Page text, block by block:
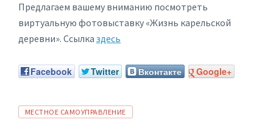
Предлагаем вашему вниманию посмотреть
виртуальную фотовыставку «Жизнь карельской
деревни». Ссылка здесь
Facebook Twitter Вконтакте Google+
ТЕГИ:
МЕСТНОЕ САМОУПРАВЛЕНИЕ